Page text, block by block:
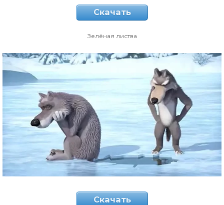
Скачать
Зелёная листва
Скачать